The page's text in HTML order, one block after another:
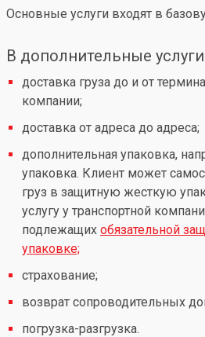
Основные услуги входят в
В дополнительные
доставка груза до и от
компании;
доставка от адреса до адреса;
дополнительная упаковка,
упаковка. Клиент может
груз в защитную жесткую
услугу у транспортной
подлежащих обязательной
упаковке;
страхование;
возврат сопроводительных
погрузка-разгрузка.